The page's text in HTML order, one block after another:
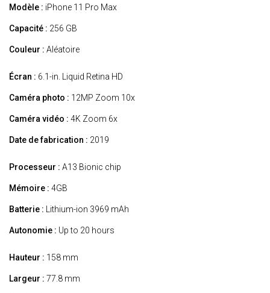
Modèle : iPhone 11 Pro Max
Capacité : 256 GB
Couleur : Aléatoire
Écran : 6.1-in. Liquid Retina HD
Caméra photo : 12MP Zoom 10x
Caméra vidéo : 4K Zoom 6x
Date de fabrication : 2019
Processeur : A13 Bionic chip
Mémoire : 4GB
Batterie : Lithium-ion 3969 mAh
Autonomie : Up to 20 hours
Hauteur : 158 mm
Largeur : 77.8 mm